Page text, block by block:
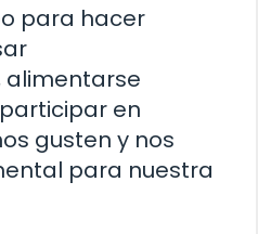
para hacer
en
gusten y nos
para nuestra